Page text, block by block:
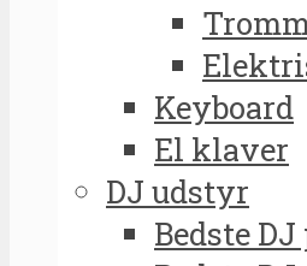
Keyboard
El klaver
DJ udstyr
Bedste